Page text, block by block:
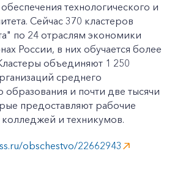
технологического и
Сейчас 370 кластеров
по 24 отраслям экономики
России, в них обучается более
объединяют 1 250
среднего
образования и почти две тысячи
предоставляют рабочие
и техникумов.
obschestvo/22662943